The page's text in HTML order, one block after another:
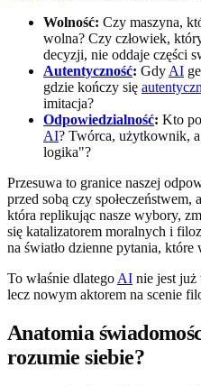
Wolność: Czy maszyna,
wolna? Czy człowiek,
decyzji, nie oddaje części
Autentyczność: Gdy AI
gdzie kończy się
imitacja?
Odpowiedzialność: Kto
AI? Twórca, użytkownik,
logika"?
Przesuwa to granice naszej
przed sobą czy
która replikując nasze wybory,
się katalizatorem moralnych i
na światło dzienne pytania,
To właśnie dlatego AI nie jest już
lecz nowym aktorem na scenie
Anatomia
rozumie siebie?